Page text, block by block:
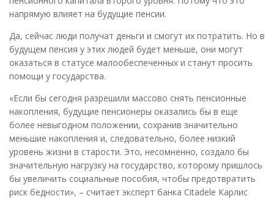
напрямую влияет на будущие пенсии.
Да, сейчас люди получат деньги и смогут их потратить. Но в
будущем пенсия у этих людей будет меньше, они могут
оказаться в статусе малообеспеченных и станут просить
помощи у государства.
«Если бы сегодня разрешили массово снять пенсионные
накопления, будущие пенсионеры оказались бы в еще
более невыгодном положении, сохранив значительно
меньшие накопления и, следовательно, более низкий
уровень жизни в старости. Это, несомненно, создало бы
значительную нагрузку на государство, которому пришлось
бы увеличить социальные пособия, чтобы предотвратить
риск бедности», – считает эксперт банка Citadele Карлис